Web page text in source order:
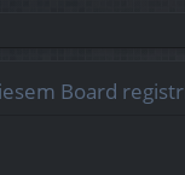
Board